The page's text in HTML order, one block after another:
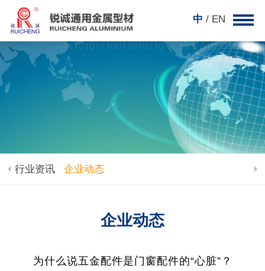
中 / EN
行业资讯 企业动态
企业动态
为什么说五金配件是门窗配件的“心脏”？